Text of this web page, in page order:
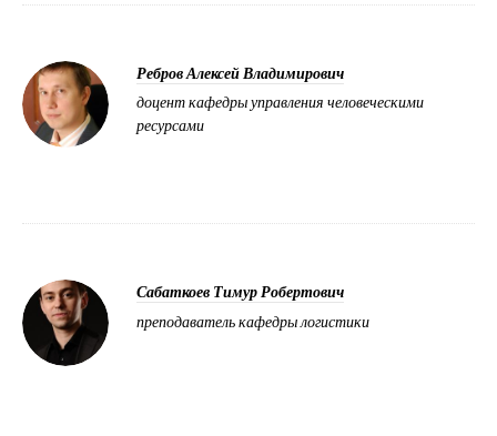
Ребров Алексей Владимирович
доцент кафедры управления человеческими
ресурсами
Сабаткоев Тимур Робертович
преподаватель кафедры логистики